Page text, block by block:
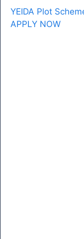
YEIDA Plot
APPLY NOW